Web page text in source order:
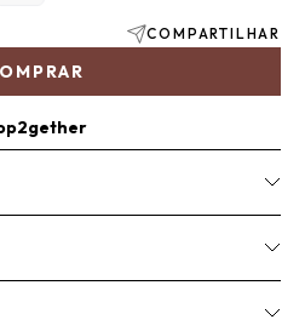
COMPARTILHAR